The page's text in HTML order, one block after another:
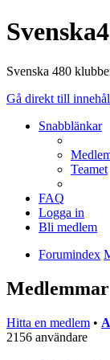
Svenska 480
Gå direkt till
Snabblänkar
Teamet
FAQ
Logga in
Bli medlem
Forumindex
Medlemmar
Hitta en medlem •
2156 användare